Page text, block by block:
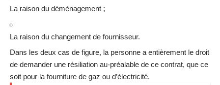
La raison du déménagement ;
La raison du changement de fournisseur.
Dans les deux cas de figure, la personne a entièrement le droit
de demander une résiliation au-préalable de ce contrat, que ce
soit pour la fourniture de gaz ou d’électricité.